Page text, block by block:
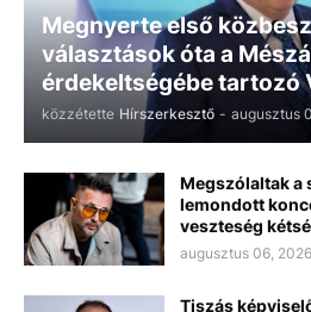
Megnyerte első
választások óta a
érdekeltségébe tartozó
közzétette Hírszerkesztő - augusztus
Megszólaltak a
lemondott
veszteség
augusztus 06, 2026
Tiszás